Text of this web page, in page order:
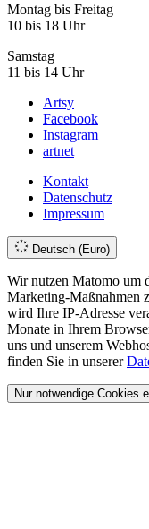
Montag bis Freitag
10 bis 18 Uhr
Samstag
11 bis 14 Uhr
Artsy
Facebook
Instagram
artnet
Kontakt
Datenschutz
Impressum
Deutsch (Euro)
Wir nutzen Matomo um
Marketing-Maßnahmen
wird Ihre IP-Adresse
Monate in Ihrem
uns und unserem
finden Sie in unserer
Nur notwendige Cookies